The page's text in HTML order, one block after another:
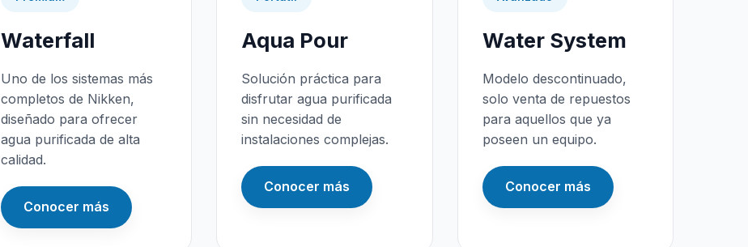
Waterfall
Uno de los sistemas más
completos de Nikken,
diseñado para ofrecer
agua purificada de alta
calidad.
Conocer más
Aqua Pour
Solución práctica para
disfrutar agua purificada
sin necesidad de
instalaciones complejas.
Conocer más
Water System
Modelo descontinuado,
solo venta de repuestos
para aquellos que ya
poseen un equipo.
Conocer más